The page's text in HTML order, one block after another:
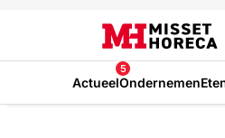
Actueel
5
Ondernemen